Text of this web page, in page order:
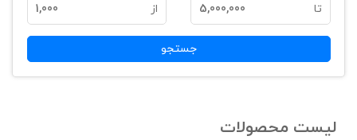
تا 5,000,000 از 1,000
جستجو
لیست محصولات